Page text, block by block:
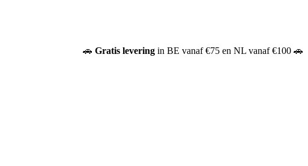
🚗 Gratis levering in BE vanaf €75 en NL vanaf €100 🚗